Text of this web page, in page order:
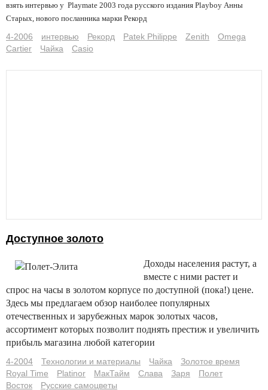
взять интервью у Playmate 2003 года русского издания Playboy Анны
Старых, нового посланника марки Рекорд
4-2006 интервью Рекорд Patek Philippe Zenith
Omega
Cartier
Чайка Casio
Доступное золото
Доходы населения растут, а
вместе с ними растет и
спрос на часы в золотом корпусе по доступной (пока!) цене.
Здесь мы предлагаем обзор наиболее популярных
отечественных и зарубежных марок золотых часов,
ассортимент которых позволит поднять престиж и увеличить
прибыль магазина любой категории
4-2004 Технологии и материалы Чайка
Золотое время
Royal Time
Platinor МакТайм Слава Заря
Полет
Восток
Русские самоцветы